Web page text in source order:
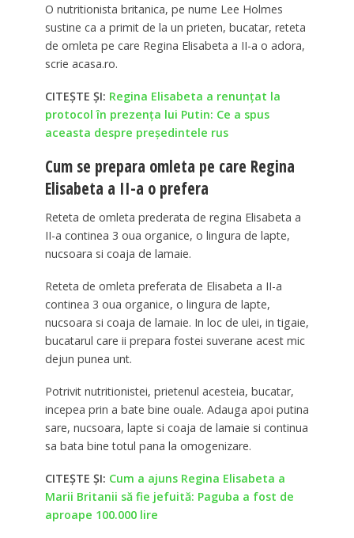
O nutritionista britanica, pe nume Lee Holmes
sustine ca a primit de la un prieten, bucatar, reteta
de omleta pe care Regina Elisabeta a II-a o adora,
scrie acasa.ro.
CITEȘTE ȘI: Regina Elisabeta a renunțat la
protocol în prezența lui Putin: Ce a spus
aceasta despre președintele rus
Cum se prepara omleta pe care Regina
Elisabeta a II-a o prefera
Reteta de omleta prederata de regina Elisabeta a
II-a continea 3 oua organice, o lingura de lapte,
nucsoara si coaja de lamaie.
Reteta de omleta preferata de Elisabeta a II-a
continea 3 oua organice, o lingura de lapte,
nucsoara si coaja de lamaie. In loc de ulei, in tigaie,
bucatarul care ii prepara fostei suverane acest mic
dejun punea unt.
Potrivit nutritionistei, prietenul acesteia, bucatar,
incepea prin a bate bine ouale. Adauga apoi putina
sare, nucsoara, lapte si coaja de lamaie si continua
sa bata bine totul pana la omogenizare.
CITEȘTE ȘI: Cum a ajuns Regina Elisabeta a
Marii Britanii să fie jefuită: Paguba a fost de
aproape 100.000 lire